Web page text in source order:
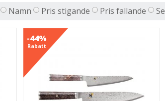
Namn Pris stigande Pris fallande
-44%
Rabatt